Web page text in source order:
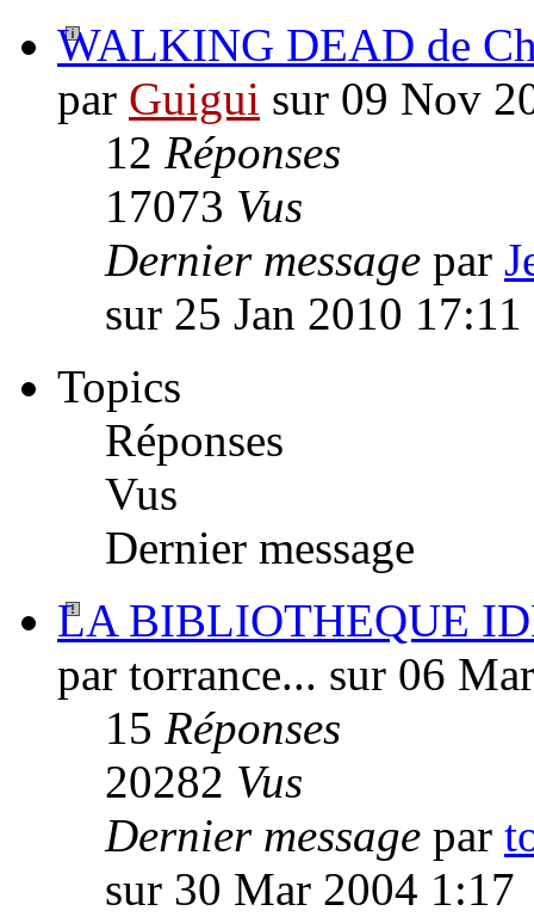
WALKING DEAD de
par Guigui sur 09 Nov
12 Réponses
17073 Vus
Dernier message par
sur 25 Jan 2010 17:11
Topics
Réponses
Vus
Dernier message
LA BIBLIOTHEQUE
par torrance... sur 06
15 Réponses
20282 Vus
Dernier message par
sur 30 Mar 2004 1:17